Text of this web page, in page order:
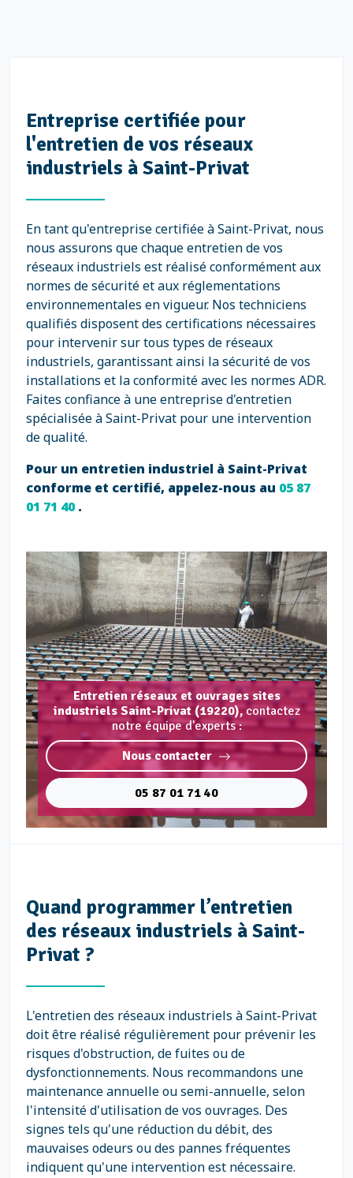
Entreprise certifiée pour
l'entretien de vos réseaux
industriels à Saint-Privat
En tant qu'entreprise certifiée à Saint-Privat, nous
nous assurons que chaque entretien de vos
réseaux industriels est réalisé conformément aux
normes de sécurité et aux réglementations
environnementales en vigueur. Nos techniciens
qualifiés disposent des certifications nécessaires
pour intervenir sur tous types de réseaux
industriels, garantissant ainsi la sécurité de vos
installations et la conformité avec les normes ADR.
Faites confiance à une entreprise d'entretien
spécialisée à Saint-Privat pour une intervention
de qualité.
Pour un entretien industriel à Saint-Privat
conforme et certifié, appelez-nous au 05 87
01 71 40.
Entretien réseaux et ouvrages sites
industriels Saint-Privat (19220), contactez
notre équipe d'experts :
Nous contacter
05 87 01 71 40
Quand programmer l’entretien
des réseaux industriels à Saint-
Privat ?
L'entretien des réseaux industriels à Saint-Privat
doit être réalisé régulièrement pour prévenir les
risques d'obstruction, de fuites ou de
dysfonctionnements. Nous recommandons une
maintenance annuelle ou semi-annuelle, selon
l'intensité d'utilisation de vos ouvrages. Des
signes tels qu'une réduction du débit, des
mauvaises odeurs ou des pannes fréquentes
indiquent qu'une intervention est nécessaire.